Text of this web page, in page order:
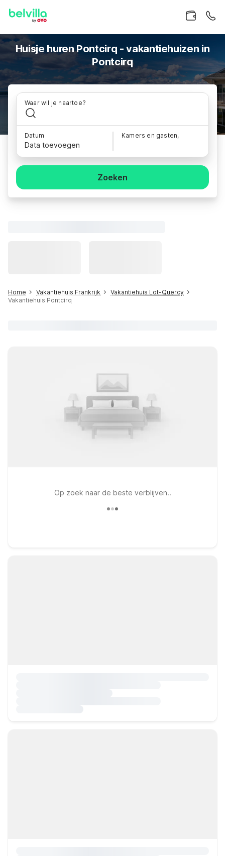
Huisje huren Pontcirq - vakantiehuizen in
Pontcirq
Waar wil je naartoe?
Datum
Data toevoegen
Kamers en gasten,
Zoeken
Home Vakantiehuis Frankrijk
Vakantiehuis Lot-Quercy
Vakantiehuis Pontcirq
Op zoek naar de beste verblijven..